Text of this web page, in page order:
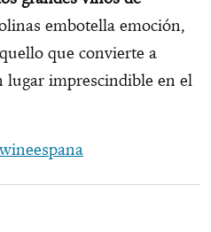
embotella emoción,
que convierte a
lugar imprescindible en el